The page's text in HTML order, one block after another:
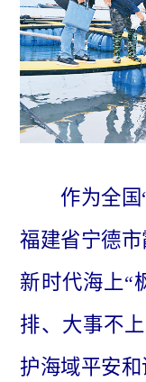
作为全国“
福建省宁德
新时代海上“
排、大事不
护海域平安和